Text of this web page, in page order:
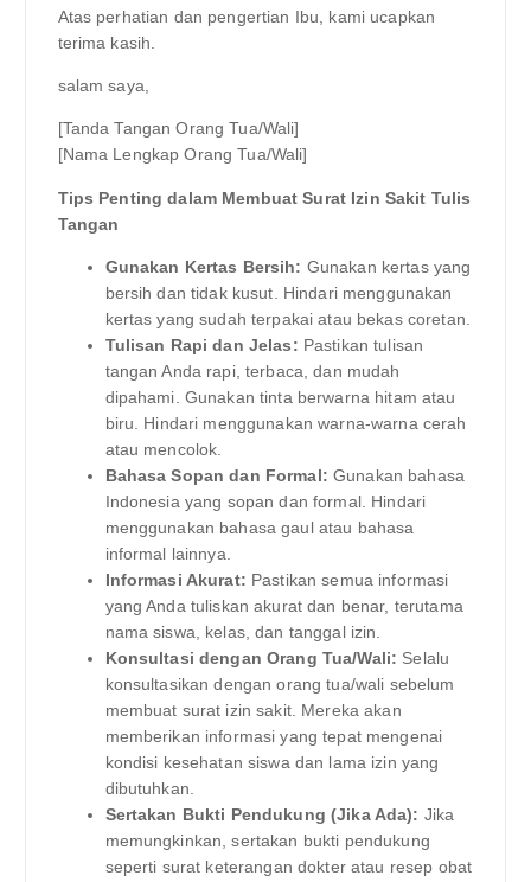
Atas perhatian dan pengertian Ibu, kami ucapkan
terima kasih.
salam saya,
[Tanda Tangan Orang Tua/Wali]
[Nama Lengkap Orang Tua/Wali]
Tips Penting dalam Membuat Surat Izin Sakit Tulis
Tangan
Gunakan Kertas Bersih: Gunakan kertas yang
bersih dan tidak kusut. Hindari menggunakan
kertas yang sudah terpakai atau bekas coretan.
Tulisan Rapi dan Jelas: Pastikan tulisan
tangan Anda rapi, terbaca, dan mudah
dipahami. Gunakan tinta berwarna hitam atau
biru. Hindari menggunakan warna-warna cerah
atau mencolok.
Bahasa Sopan dan Formal: Gunakan bahasa
Indonesia yang sopan dan formal. Hindari
menggunakan bahasa gaul atau bahasa
informal lainnya.
Informasi Akurat: Pastikan semua informasi
yang Anda tuliskan akurat dan benar, terutama
nama siswa, kelas, dan tanggal izin.
Konsultasi dengan Orang Tua/Wali: Selalu
konsultasikan dengan orang tua/wali sebelum
membuat surat izin sakit. Mereka akan
memberikan informasi yang tepat mengenai
kondisi kesehatan siswa dan lama izin yang
dibutuhkan.
Sertakan Bukti Pendukung (Jika Ada): Jika
memungkinkan, sertakan bukti pendukung
seperti surat keterangan dokter atau resep obat